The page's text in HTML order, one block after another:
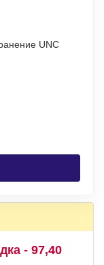
Никарагуа 50 кордоба 1985 г Здравоохранение UNC
- 97,40